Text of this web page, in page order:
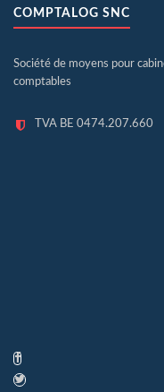
COMPTALOG SNC
Société de moyens pour
comptables
TVA BE 0474.207.660